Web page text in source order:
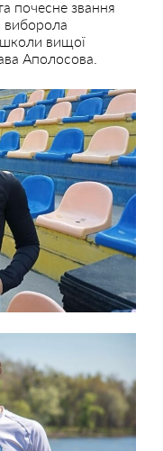
почесне звання
виборола
школи вищої
Аполосова.